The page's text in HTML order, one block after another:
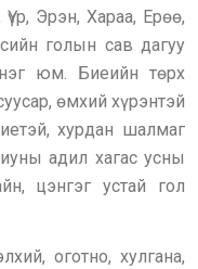
Эрэн, Хараа, Ерөө,
голын сав дагуу
юм. Биеийн төрх
өмхий хүрэнтэй
хурдан шалмаг
адил хагас усны
цэнгэг устай гол
оготно, хулгана,